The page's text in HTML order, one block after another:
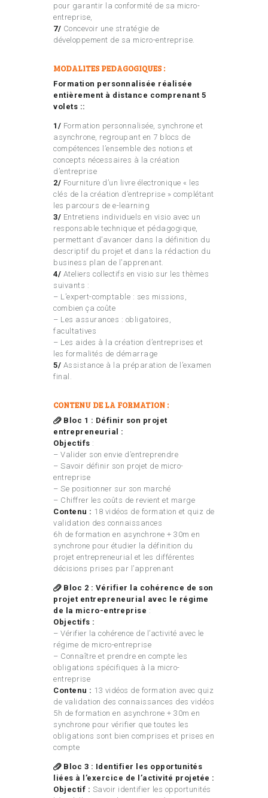
pour garantir la conformité de sa micro-
entreprise,
7/ Concevoir une stratégie de
développement de sa micro-entreprise.
MODALITES PEDAGOGIQUES :
Formation personnalisée réalisée
entièrement à distance comprenant 5
volets ::
1/ Formation personnalisée, synchrone et
asynchrone, regroupant en 7 blocs de
compétences l’ensemble des notions et
concepts nécessaires à la création
d’entreprise
2/ Fourniture d’un livre électronique « les
clés de la création d’entreprise » complétant
les parcours de e-learning
3/ Entretiens individuels en visio avec un
responsable technique et pédagogique,
permettant d’avancer dans la définition du
descriptif du projet et dans la rédaction du
business plan de l’apprenant.
4/ Ateliers collectifs en visio sur les thèmes
suivants :
– L’expert-comptable : ses missions,
combien ça coûte
– Les assurances : obligatoires,
facultatives
– Les aides à la création d’entreprises et
les formalités de démarrage
5/ Assistance à la préparation de l’examen
final.
CONTENU DE LA FORMATION :
Bloc 1 : Définir son projet
entrepreneurial :
Objectifs :
– Valider son envie d’entreprendre
– Savoir définir son projet de micro-
entreprise
– Se positionner sur son marché
– Chiffrer les coûts de revient et marge
Contenu : 18 vidéos de formation et quiz de
validation des connaissances
6h de formation en asynchrone + 30m en
synchrone pour étudier la définition du
projet entrepreneurial et les différentes
décisions prises par l’apprenant
Bloc 2 : Vérifier la cohérence de son
projet entrepreneurial avec le régime
de la micro-entreprise :
Objectifs :
– Vérifier la cohérence de l’activité avec le
régime de micro-entreprise
– Connaître et prendre en compte les
obligations spécifiques à la micro-
entreprise
Contenu : 13 vidéos de formation avec quiz
de validation des connaissances des vidéos
5h de formation en asynchrone + 30m en
synchrone pour vérifier que toutes les
obligations sont bien comprises et prises en
compte
Bloc 3 : Identifier les opportunités
liées à l’exercice de l’activité projetée :
Objectif : Savoir identifier les opportunités